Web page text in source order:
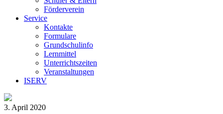
Förderverein
Service
Kontakte
Formulare
Grundschulinfo
Lernmittel
Unterrichtszeiten
Veranstaltungen
ISERV
3. April 2020